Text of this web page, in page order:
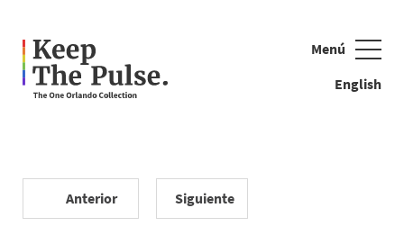
Menú
English
Cerrar
Anterior Siguiente